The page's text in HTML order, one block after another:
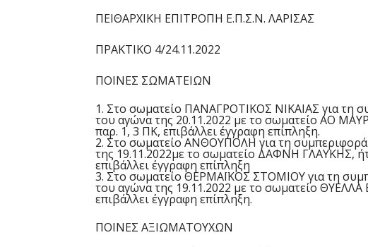
ΠΕΙΘΑΡΧΙΚΗ ΕΠΙΤΡΟΠΗ Ε.Π.Σ.Ν. ΛΑΡΙΣΑΣ
ΠΡΑΚΤΙΚΟ 4/24.11.2022
ΠΟΙΝΕΣ ΣΩΜΑΤΕΙΩΝ
1. Στο σωματείο ΠΑΝΑΓΡΟΤΙΚΟΣ ΝΙΚΑΙΑΣ για τη
του αγώνα της 20.11.2022 με το σωματείο ΑΟ
παρ. 1, 3 ΠΚ, επιβάλλει έγγραφη επίπληξη.
2. Στο σωματείοΑΝΘΟΥΠΟΛΗ για τη
της 19.11.2022με το σωματείο ΔΑΦΝΗ ΓΛΑΥΚΗΣ,
επιβάλλει έγγραφη επίπληξη
3. Στο σωματείο ΘΕΡΜΑΪΚΟΣ ΣΤΟΜΙΟΥγια τη
του αγώνα της 19.11.2022 με το σωματείο ΘΥΕΛΛΑ
επιβάλλει έγγραφη επίπληξη.
ΠΟΙΝΕΣ ΑΞΙΩΜΑΤΟΥΧΩΝ